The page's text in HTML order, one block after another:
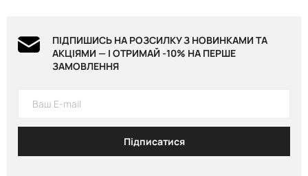
ПІДПИШИСЬ НА РОЗСИЛКУ З НОВИНКАМИ ТА
АКЦІЯМИ — І ОТРИМАЙ -10% НА ПЕРШЕ
ЗАМОВЛЕННЯ
Підписатися